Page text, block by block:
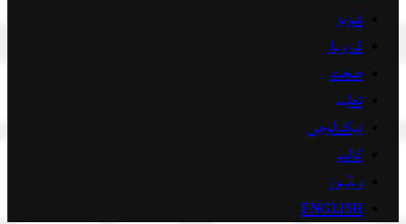
شوبز
کاروبار
صحت
تعلیم
ٹیکنالوجی
کالمز
ویڈیوز
ENGLISH